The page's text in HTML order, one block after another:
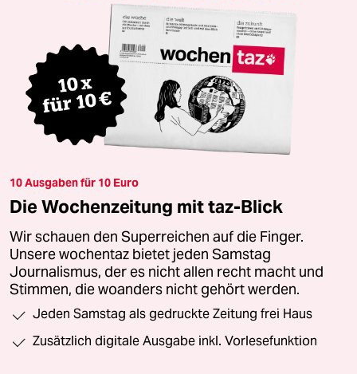
10 Ausgaben für 10 Euro
Die Wochenzeitung mit taz-Blick
Wir schauen den Superreichen auf die Finger.
Unsere wochentaz bietet jeden Samstag
Journalismus, der es nicht allen recht macht und
Stimmen, die woanders nicht gehört werden.
Jeden Samstag als gedruckte Zeitung frei Haus
Zusätzlich digitale Ausgabe inkl. Vorlesefunktion